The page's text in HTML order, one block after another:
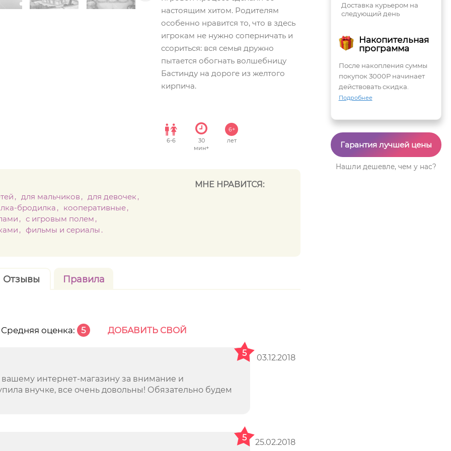
Доставка курьером на
следующий день
Накопительная
программа
После накопления суммы
покупок 3000Р начинает
действовать скидка.
Подробнее
Гарантия лучшей цены
Нашли дешевле, чем у нас?
настоящим хитом. Родителям
особенно нравится то, что в здесь
игрокам не нужно соперничать и
ссориться: вся семья дружно
пытается обогнать волшебницу
Бастинду на дороге из желтого
кирпича.
6-6
30
мин+
6+
лет
для мальчиков
для девочек
бродилка
кооперативные
с игровым полем
фильмы и сериалы
МНЕ НРАВИТСЯ:
Отзывы Правила
Средняя оценка: 5 ДОБАВИТЬ СВОЙ
03.12.2018
5
интернет-магазину за внимание и
внучке, все очень довольны! Обязательно будем
25.02.2018
5